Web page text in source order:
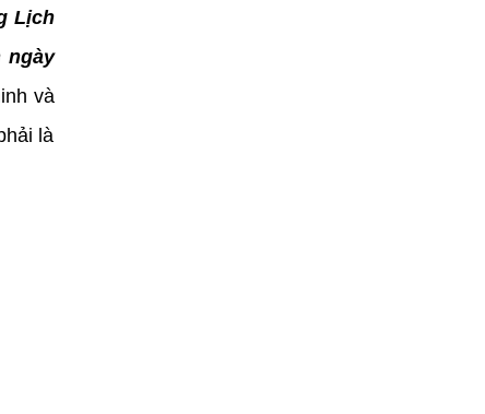
Lịch
ngày
và
là